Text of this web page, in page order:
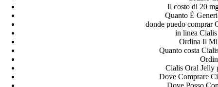
Il costo di 20
Quanto È
donde puedo comprar
in linea
Ordina Il
Quanto costa
Cialis Oral Jelly
Dove Comprare